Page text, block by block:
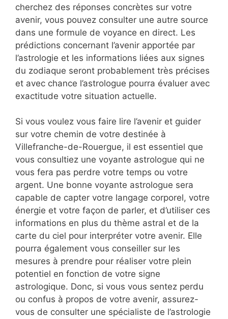
cherchez des réponses concrètes sur votre
avenir, vous pouvez consulter une autre source
dans une formule de voyance en direct. Les
prédictions concernant l’avenir apportée par
l’astrologie et les informations liées aux signes
du zodiaque seront probablement très précises
et avec chance l’astrologue pourra évaluer avec
exactitude votre situation actuelle.
Si vous voulez vous faire lire l’avenir et guider
sur votre chemin de votre destinée à
Villefranche-de-Rouergue, il est essentiel que
vous consultiez une voyante astrologue qui ne
vous fera pas perdre votre temps ou votre
argent. Une bonne voyante astrologue sera
capable de capter votre langage corporel, votre
énergie et votre façon de parler, et d’utiliser ces
informations en plus du thème astral et de la
carte du ciel pour interpréter votre avenir. Elle
pourra également vous conseiller sur les
mesures à prendre pour réaliser votre plein
potentiel en fonction de votre signe
astrologique. Donc, si vous vous sentez perdu
ou confus à propos de votre avenir, assurez-
vous de consulter une spécialiste de l’astrologie